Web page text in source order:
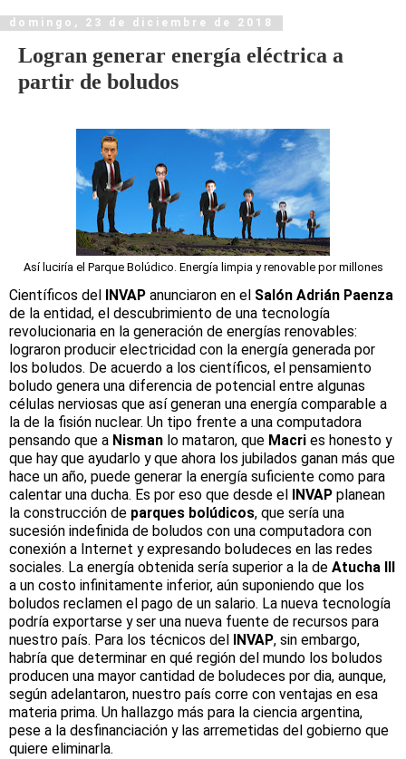
domingo, 23 de diciembre de 2018
Logran generar energía eléctrica a
partir de boludos
Así luciría el Parque Bolúdico. Energía limpia y renovable por millones
Científicos del INVAP anunciaron en el Salón Adrián Paenza
de la entidad, el descubrimiento de una tecnología
revolucionaria en la generación de energías renovables:
lograron producir electricidad con la energía generada por
los boludos. De acuerdo a los científicos, el pensamiento
boludo genera una diferencia de potencial entre algunas
células nerviosas que así generan una energía comparable a
la de la fisión nuclear. Un tipo frente a una computadora
pensando que a Nisman lo mataron, que Macri es honesto y
que hay que ayudarlo y que ahora los jubilados ganan más que
hace un año, puede generar la energía suficiente como para
calentar una ducha. Es por eso que desde el
INVAP planean
la construcción de parques bolúdicos, que sería una
sucesión indefinida de boludos con una computadora con
conexión a Internet y expresando boludeces en las redes
sociales. La energía obtenida sería superior a la de Atucha III
a un costo infinitamente inferior, aún suponiendo que los
boludos reclamen el pago de un salario. La nueva tecnología
podría exportarse y ser una nueva fuente de recursos para
nuestro país. Para los técnicos del
INVAP, sin embargo,
habría que determinar en qué región del mundo los boludos
producen una mayor cantidad de boludeces por dia, aunque,
según adelantaron, nuestro país corre con ventajas en esa
materia prima. Un hallazgo más para la ciencia argentina,
pese a la desfinanciación y las arremetidas del gobierno que
quiere eliminarla.